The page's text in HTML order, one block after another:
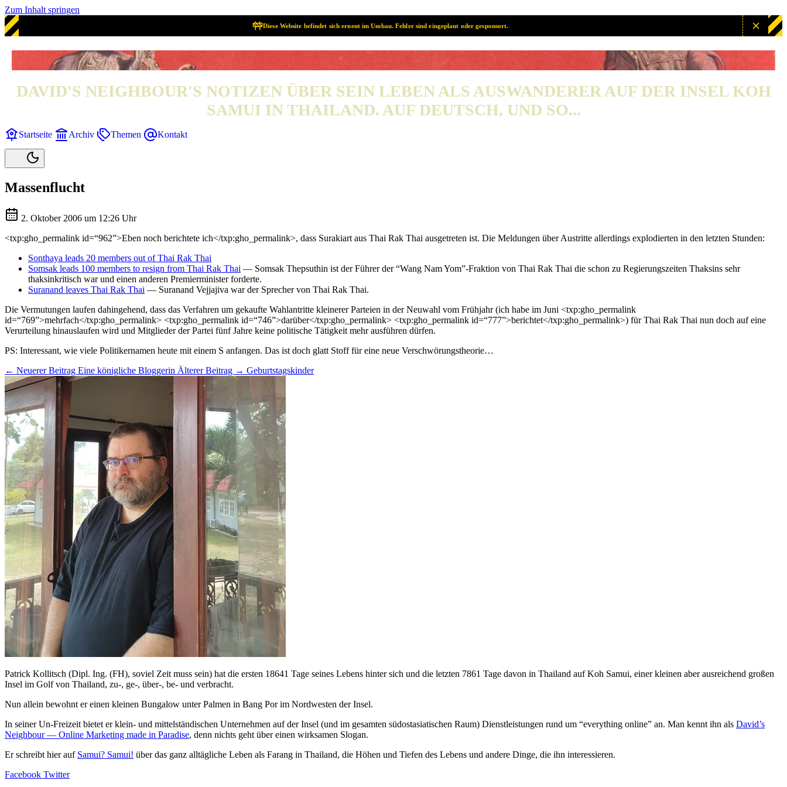
Zum Inhalt springen
Diese Website befindet sich erneut im Umbau. Fehler sind eingeplant oder gesponsort.
SAMUI? SAMUI!
DAVID'S NEIGHBOUR'S NOTIZEN ÜBER SEIN LEBEN ALS AUSWANDERER AUF DER INSEL KOH
SAMUI IN THAILAND. AUF DEUTSCH, UND SO...
Startseite Archiv Themen Kontakt
Massenflucht
2. Oktober 2006 um 12:26 Uhr
<txp:gho_permalink id=“962”>Eben noch berichtete ich</txp:gho_permalink>, dass Surakiart aus Thai Rak Thai ausgetreten ist. Die Meldungen über Austritte allerdings explodierten in den letzten Stunden:
Sonthaya leads 20 members out of Thai Rak Thai
Somsak leads 100 members to resign from Thai Rak Thai — Somsak Thepsuthin ist der Führer der “Wang Nam Yom”-Fraktion von Thai Rak Thai die schon zu Regierungszeiten Thaksins sehr
thaksinkritisch war und einen anderen Premierminister forderte.
Suranand leaves Thai Rak Thai — Suranand Vejjajiva war der Sprecher von Thai Rak Thai.
Die Vermutungen laufen dahingehend, dass das Verfahren um gekaufte Wahlantritte kleinerer Parteien in der Neuwahl vom Frühjahr (ich habe im Juni <txp:gho_permalink
id=“769”>mehrfach</txp:gho_permalink> <txp:gho_permalink id=“746”>darüber</txp:gho_permalink> <txp:gho_permalink id=“777”>berichtet</txp:gho_permalink>) für Thai Rak Thai nun doch auf eine
Verurteilung hinauslaufen wird und Mitglieder der Partei fünf Jahre keine politische Tätigkeit mehr ausführen dürfen.
PS: Interessant, wie viele Politikernamen heute mit einem S anfangen. Das ist doch glatt Stoff für eine neue Verschwörungstheorie…
← Neuerer Beitrag Eine königliche Bloggerin Älterer Beitrag → Geburtstagskinder
Patrick Kollitsch (Dipl. Ing. (FH), soviel Zeit muss sein) hat die ersten 18641 Tage seines Lebens hinter sich und die letzten 7861 Tage davon in Thailand auf Koh Samui, einer kleinen aber ausreichend großen
Insel im Golf von Thailand, zu-, ge-, über-, be- und verbracht.
Nun allein bewohnt er einen kleinen Bungalow unter Palmen in Bang Por im Nordwesten der Insel.
In seiner Un-Freizeit bietet er klein- und mittelständischen Unternehmen auf der Insel (und im gesamten südostasiatischen Raum) Dienstleistungen rund um “everything online” an. Man kennt ihn als David’s
Neighbour — Online Marketing made in Paradise, denn nichts geht über einen wirksamen Slogan.
Er schreibt hier auf Samui? Samui! über das ganz alltägliche Leben als Farang in Thailand, die Höhen und Tiefen des Lebens und andere Dinge, die ihn interessieren.
Facebook Twitter